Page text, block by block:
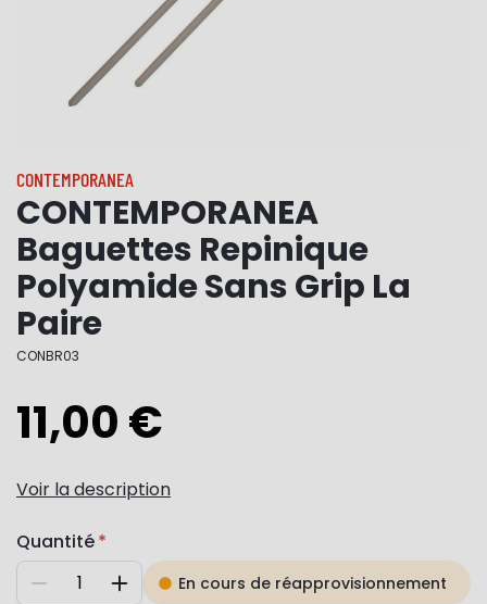
CONTEMPORANEA
CONTEMPORANEA
Baguettes Repinique
Polyamide Sans Grip La
Paire
CONBR03
11,00 €
Voir la description
Quantité
Diminuer AugmenterEn cours de réapprovisionnement